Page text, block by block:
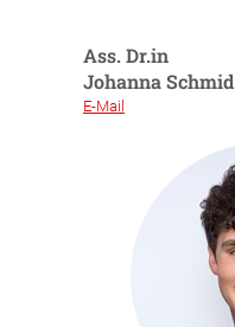
Ass. Dr.in
Johanna Schmid
E-Mail